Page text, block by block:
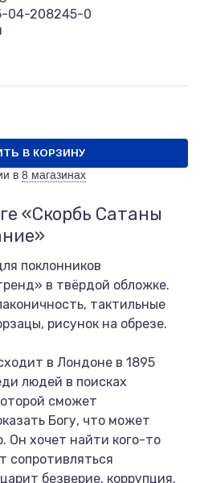
04-208245-0
В КОРЗИНУ
в 8 магазинах
«Скорбь Сатаны
поклонников
в твёрдой обложке.
тактильные
рисунок на обрезе.
в Лондоне в 1895
людей в поисках
сможет
Богу, что может
Он хочет найти кого-то
сопротивляться
безверие, коррупция,